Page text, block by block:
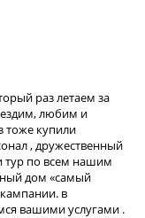
раз летаем за
любим и
тоже купили
, дружественный
тур по всем нашим
дом «самый
в
вашими услугами .